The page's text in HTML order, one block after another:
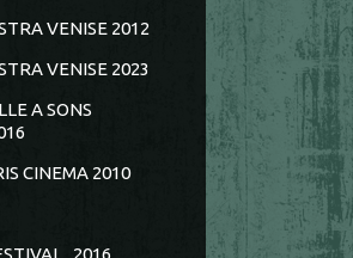
VENISE 2012
VENISE 2023
A SONS
CINEMA 2010